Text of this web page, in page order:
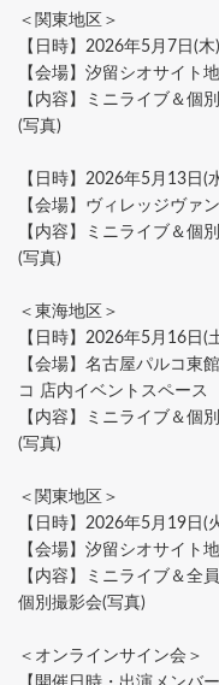
＜関東地区＞
【日時】2026年5月7日(
【会場】汐留シオサイト
【内容】ミニライブ＆個
(写真)
【日時】2026年5月13日(
【会場】ヴィレッジヴァ
【内容】ミニライブ＆個
(写真)
＜東海地区＞
【日時】2026年5月16日(
【会場】名古屋パルコ東
コ 店内イベントスペース
【内容】ミニライブ＆個
(写真)
＜関東地区＞
【日時】2026年5月19日(
【会場】汐留シオサイト
【内容】ミニライブ＆全
個別撮影会(写真)
＜オンラインサイン会＞